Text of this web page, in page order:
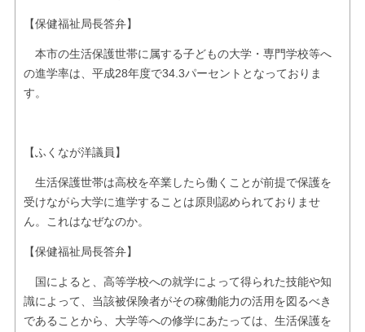
【保健福祉局長答弁】
本市の生活保護世帯に属する子どもの大学・専門学校等へ
の進学率は、平成28年度で34.3パーセントとなっておりま
す。
【ふくなが洋議員】
生活保護世帯は高校を卒業したら働くことが前提で保護を
受けながら大学に進学することは原則認められておりませ
ん。これはなぜなのか。
【保健福祉局長答弁】
国によると、高等学校への就学によって得られた技能や知
識によって、当該被保険者がその稼働能力の活用を図るべき
であることから、大学等への修学にあたっては、生活保護を